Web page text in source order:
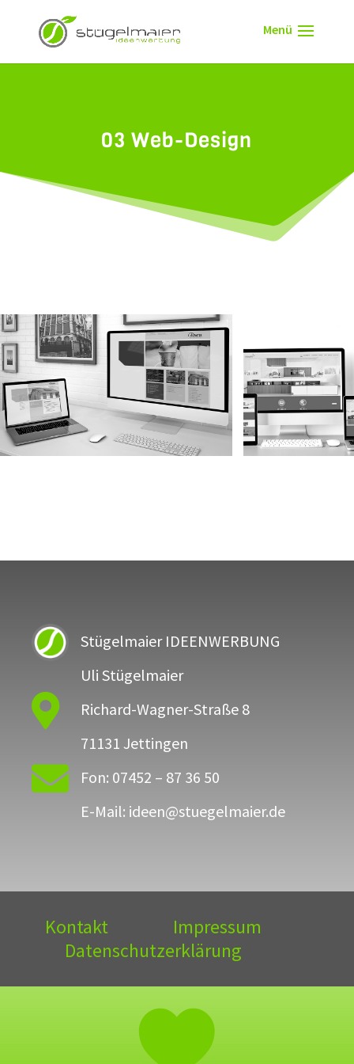
03 Web-Design
Stügelmaier IDEENWERBUNG
Uli Stügelmaier

Richard-Wagner-Straße 8
71131 Jettingen

Fon: 07452 – 87 36 50
E-Mail: ideen@stuegelmaier.de
Kontakt
Impressum
Datenschutzerklärung
